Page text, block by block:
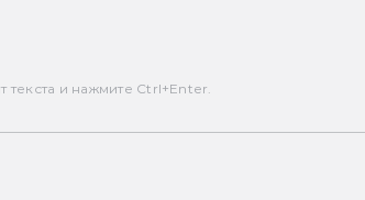
и нажмите Ctrl+Enter.